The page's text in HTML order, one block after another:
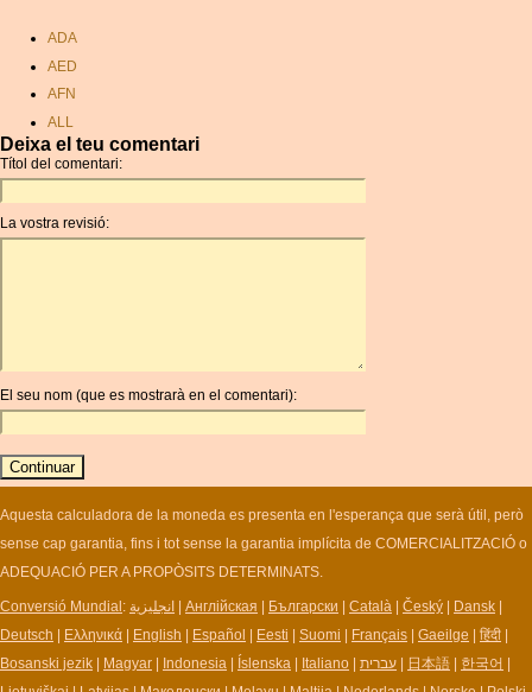
ADA
AED
AFN
ALL
AMD
ANC
ANG
AOA
AUR
AWG
BAM
BBD
BCH
BCN
BDT
BET
BGN
BHD
BIF
Deixa el teu comentari
Títol del comentari:
La vostra revisió:
El seu nom (que es mostrarà en el comentari):
Aquesta calculadora de la moneda es presenta en l'esperança que serà útil, però
sense cap garantia, fins i tot sense la garantia implícita de COMERCIALITZACIÓ o
ADEQUACIÓ PER A PROPÒSITS DETERMINATS.
Conversió Mundial : انجليزية Англійская Български Català Český Dansk
Deutsch
Ελληνικά English Español Eesti Suomi Français Gaeilge हिंदी
Bosanski jezik
Magyar Indonesia Íslenska Italiano עברית 日本語 한국어